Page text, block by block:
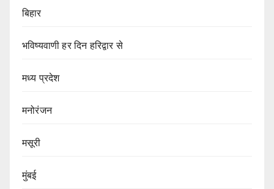
बिहार
भविष्यवाणी हर दिन हरिद्वार से
मध्य प्रदेश
मनोरंजन
मसूरी
मुंबई